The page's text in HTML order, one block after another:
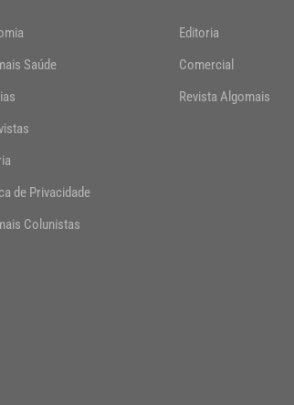
Saúde
de Privacidade
Colunistas
Editoria
Comercial
Revista Algomais